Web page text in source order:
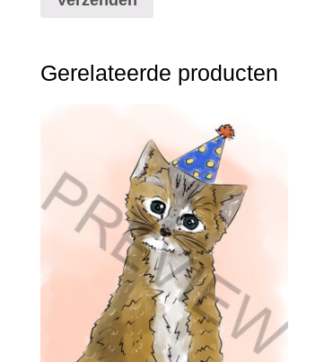
Gerelateerde producten